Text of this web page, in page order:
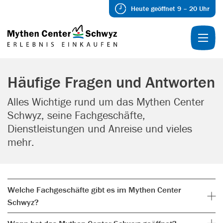
Heute geöffnet 9 – 20 Uhr
Häufige Fragen und Antworten
Alles Wichtige rund um das Mythen Center
Schwyz, seine Fachgeschäfte,
Dienstleistungen und Anreise und vieles
mehr.
Welche Fachgeschäfte gibt es im Mythen Center
Schwyz?